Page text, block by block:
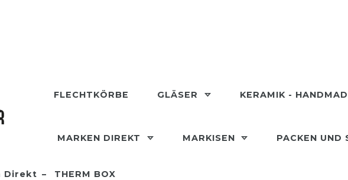
FLECHTKÖRBE GLÄSER KERAMIK -
MARKEN DIREKT MARKISEN PACKEN UND
Direkt
THERM BOX